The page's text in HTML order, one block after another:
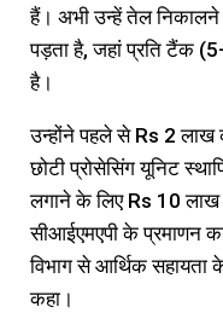
हैं। अभी उन्हें तेल निकालने
पड़ता है, जहां प्रति टैंक
है।
उन्होंने पहले से Rs 2 लाख
छोटी प्रोसेसिंग यूनिट
लगाने के लिए Rs 10
सीआईएमएपी के प्रमाणन
विभाग से आर्थिक सहायता
कहा।